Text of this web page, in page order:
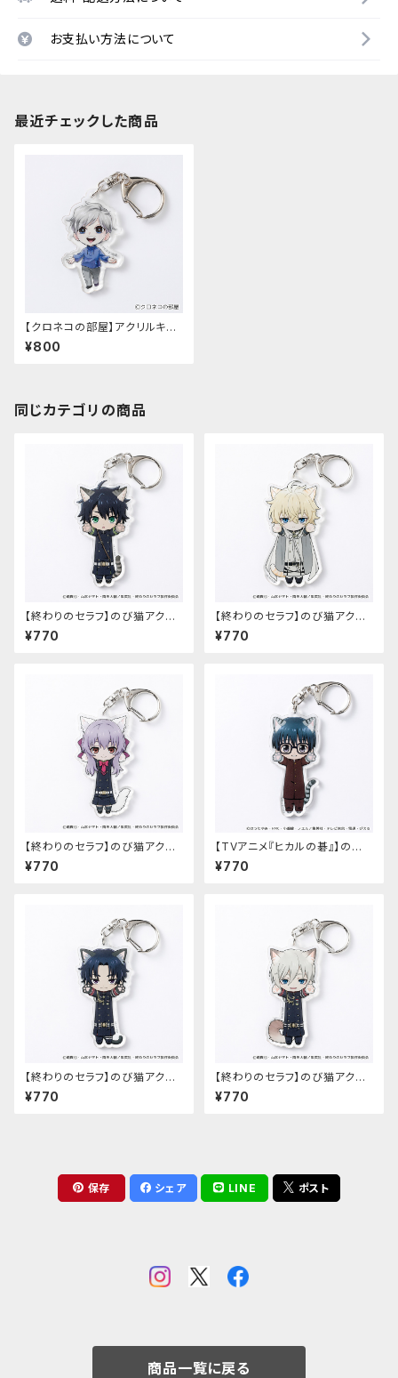
お支払い方法について
最近チェックした商品
【クロネコの部屋】アクリルキー
ホルダー 第2弾（シュクレ）
¥800
同じカテゴリの商品
【終わりのセラフ】のび猫アクリ
ルキーホルダー（百夜優一郎）
¥770
【終わりのセラフ】のび猫アクリ
ルキーホルダー（百夜ミカエラ）
¥770
【終わりのセラフ】のび猫アクリ
ルキーホルダー（柊シノア）
¥770
【TVアニメ『ヒカルの碁』】のび
猫アクリルキーホルダー（筒井
公宏）
¥770
【終わりのセラフ】のび猫アクリ
ルキーホルダー（一瀬グレン）
¥770
【終わりのセラフ】のび猫アクリ
ルキーホルダー（柊深夜）
¥770
保存 シェア LINE ポスト
商品一覧に戻る